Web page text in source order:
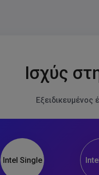
Ισχύς
Εξειδικευμένος
Intel Single